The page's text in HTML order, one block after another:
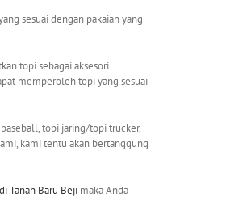
sesuai dengan pakaian yang
topi sebagai aksesori.
memperoleh topi yang sesuai
topi jaring/topi trucker,
kami tentu akan bertanggung
di Tanah Baru Beji maka Anda